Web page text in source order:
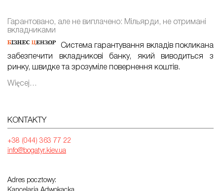
Гарантовано, але не виплачено: Мільярди, не отримані
вкладниками
Система гарантування вкладів покликана
забезпечити вкладникові банку, який виводиться з
ринку, швидке та зрозуміле повернення коштів.
Więcej…
KONTAKTY
+38 (044) 363 77 22
info@bogatyr.kiev.ua
Adres pocztowy: